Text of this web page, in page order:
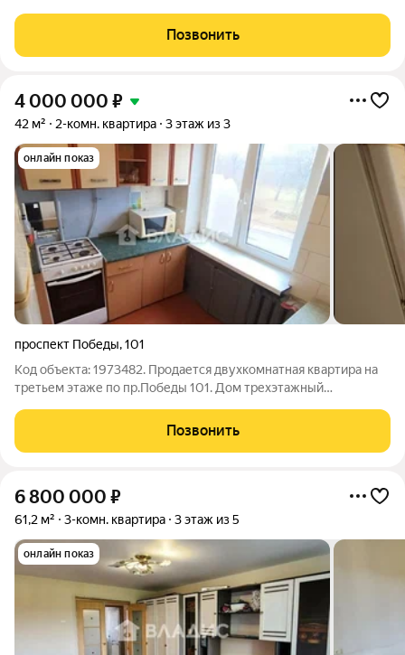
кт Мира. Общая площадь - 45,1 кв. м., жилая - 31,1 кв.м., комнаты
Позвонить
4 000 000 ₽
42 м² 2-комн. квартира 3 этаж из 3
онлайн показ
проспект Победы,101
Код объекта: 1973482. Продается двухкомнатная квартира на
третьем этаже по пр.Победы 101. Дом трехэтажный
помещение. Общая площадь 42 кв.м Кухня 6 кв.м Комнаты
смежные 17+11 кв.м Гардеробная. Санузел
Позвонить
6 800 000 ₽
61,2 м² 3-комн. квартира 3 этаж из 5
онлайн показ